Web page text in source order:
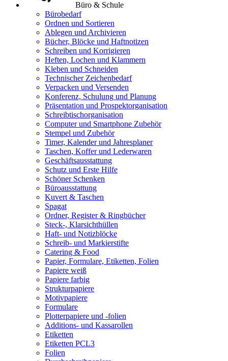
Büro & Schule
Bürobedarf
Ordnen und Sortieren
Ablegen und Archivieren
Bücher, Blöcke und Haftnotizen
Schreiben und Korrigieren
Heften, Lochen und Klammern
Kleben und Schneiden
Technischer Zeichenbedarf
Verpacken und Versenden
Konferenz, Schulung und Planung
Präsentation und Prospektorganisation
Schreibtischorganisation
Computer und Smartphone Zubehör
Stempel und Zubehör
Timer, Kalender und Jahresplaner
Taschen, Koffer und Lederwaren
Geschäftsausstattung
Schutz und Erste Hilfe
Schöner Schenken
Büroausstattung
Kuvert & Taschen
Spagat
Ordner, Register & Ringbücher
Steck-, Klarsichthüllen
Haft- und Notizblöcke
Schreib- und Markierstifte
Catering & Food
Papier, Formulare, Etiketten, Folien
Papiere weiß
Papiere farbig
Strukturpapiere
Motivpapiere
Formulare
Plotterpapiere und -folien
Additions- und Kassarollen
Etiketten
Etiketten PCL3
Folien